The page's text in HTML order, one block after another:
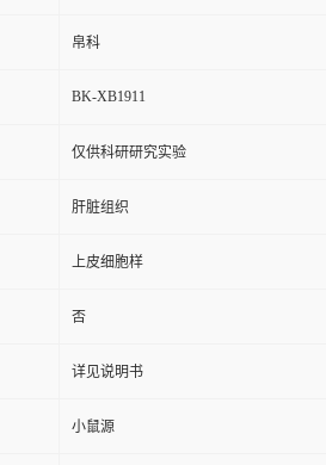
帛科
BK-XB1911
仅供科研研究实验
肝脏组织
上皮细胞样
否
详见说明书
小鼠源